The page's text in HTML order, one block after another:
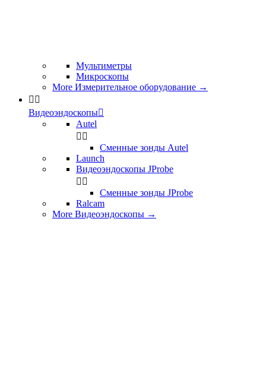
Мультиметры
Микроскопы
More Измерительное оборудование →
 
Видеоэндоскопы
Autel
 
Сменные зонды Autel
Launch
Видеоэндоскопы JProbe
 
Сменные зонды JProbe
Ralcam
More Видеоэндоскопы →